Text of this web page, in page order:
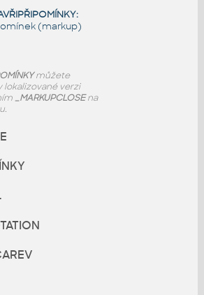
(markup)
můžete
lokalizované verzi
_MARKUPCLOSEna